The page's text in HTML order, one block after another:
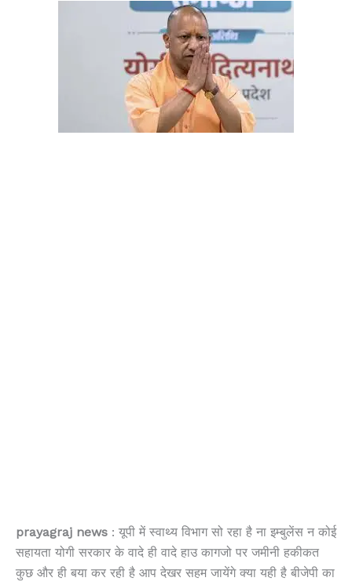
prayagraj news : यूपी में स्वाथ्य विभाग सो रहा है ना इम्बुलेंस न कोई
सहायता योगी सरकार के वादे ही वादे हाउ कागजो पर जमीनी हकीकत
कुछ और ही बया कर रही है आप देखर सहम जायेंगे क्या यही है बीजेपी का